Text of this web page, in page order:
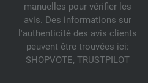
manuelles pour vérifier les
avis. Des informations sur
l'authenticité des avis clients
peuvent être trouvées ici:
SHOPVOTE, TRUSTPILOT